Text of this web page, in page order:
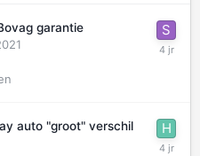
garantie
auto "groot" verschil